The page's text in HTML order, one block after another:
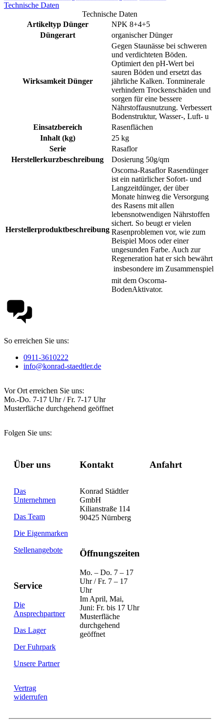
Technische Daten
Technische Daten
Artikeltyp Dünger
NPK 8+4+5
Düngerart
organischer Dünger
Wirksamkeit Dünger
Gegen Staunässe bei schweren
und verdichteten Böden.
Optimiert den pH-Wert bei
sauren Böden und ersetzt das
jährliche Kalken. Tonminerale
verhindern Trockenschäden und
sorgen für eine bessere
Nährstoffausnutzung. Verbessert
Bodenstruktur, Wasser-, Luft- u
Einsatzbereich
Rasenflächen
Inhalt (kg)
25 kg
Serie
Rasaflor
Herstellerkurzbeschreibung
Dosierung 50g/qm
Herstellerproduktbeschreibung
Oscorna-Rasaflor Rasendünger
ist ein natürlicher Sofort- und
Langzeitdünger, der über
Monate hinweg die Versorgung
des Rasens mit allen
lebensnotwendigen Nährstoffen
sichert. So beugt er vielen
Rasenproblemen vor, wie zum
Beispiel Moos oder einer
ungesunden Farbe. Auch zur
Regeneration hat er sich bewährt
 insbesondere im Zusammenspiel
mit dem Oscorna-
BodenAktivator.
So erreichen Sie uns:
0911-3610222
info@konrad-staedtler.de
Vor Ort erreichen Sie uns:
Mo.-Do. 7-17 Uhr / Fr. 7-17 Uhr
Musterfläche durchgehend geöffnet
Folgen Sie uns:
Über uns
Das
Unternehmen
Das Team
Die Eigenmarken
Stellenangebote
Service
Die
Ansprechpartner
Das Lager
Der Fuhrpark
Unsere Partner
Vertrag
widerrufen
Kontakt
Konrad Städtler
GmbH
Kilianstraße 114
90425 Nürnberg
Öffnungszeiten
Mo. – Do. 7 – 17
Uhr / Fr. 7 – 17
Uhr
Im April, Mai,
Juni: Fr. bis 17 Uhr
Musterfläche
durchgehend
geöffnet
Anfahrt